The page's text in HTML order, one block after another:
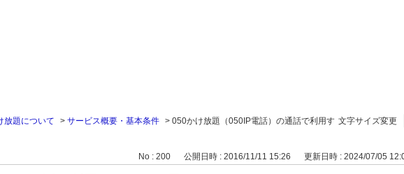
文字サイズ変更
放題について > サービス概要・基本条件 > 050かけ放題（050IP電話）の通話で利用す
No : 200 公開日時 : 2016/11/11 15:26 更新日時 : 2024/07/05